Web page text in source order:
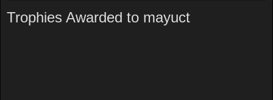
Trophies Awarded to mayuct